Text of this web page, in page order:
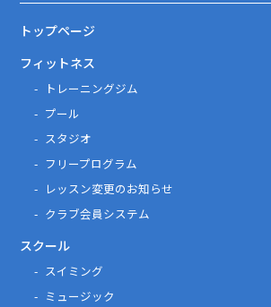
トップページ
フィットネス
トレーニングジム
プール
スタジオ
フリープログラム
レッスン変更のお知らせ
クラブ会員システム
スクール
スイミング
ミュージック